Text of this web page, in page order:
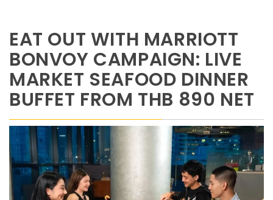
EAT OUT WITH MARRIOTT
BONVOY CAMPAIGN: LIVE
MARKET SEAFOOD DINNER
BUFFET FROM THB 890 NET